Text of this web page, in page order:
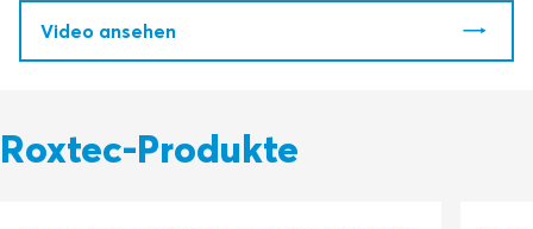
Video ansehen
Roxtec-Produkte